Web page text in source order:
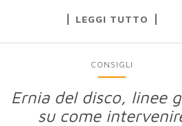
LEGGI TUTTO
CONSIGLI
Ernia del disco, linee
su come